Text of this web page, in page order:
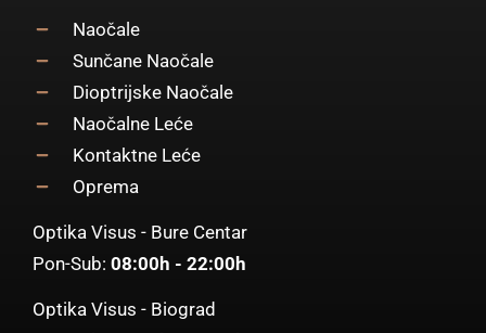
Naočale
Sunčane Naočale
Dioptrijske Naočale
Naočalne Leće
Kontaktne Leće
Oprema
Optika Visus - Bure Centar
Pon-Sub: 08:00h - 22:00h
Optika Visus - Biograd